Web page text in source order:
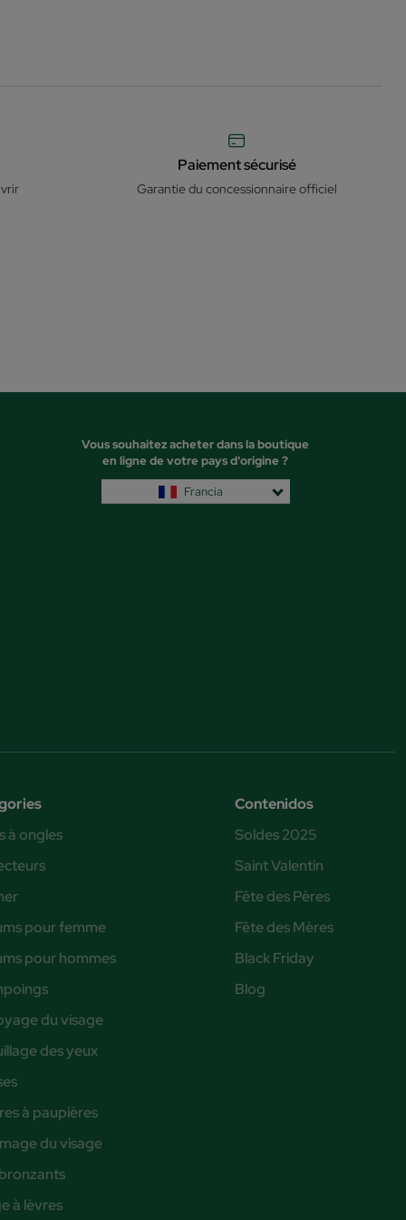
Paiement sécurisé
Garantie du concessionnaire officiel
Vous souhaitez acheter dans la boutique
en ligne de votre pays d'origine ?
Francia
à ongles
pour femme
pour hommes
du visage
des yeux
à paupières
du visage
à lèvres
Contenidos
Soldes 2025
Saint Valentin
Fête des Pères
Fête des Mères
Black Friday
Blog